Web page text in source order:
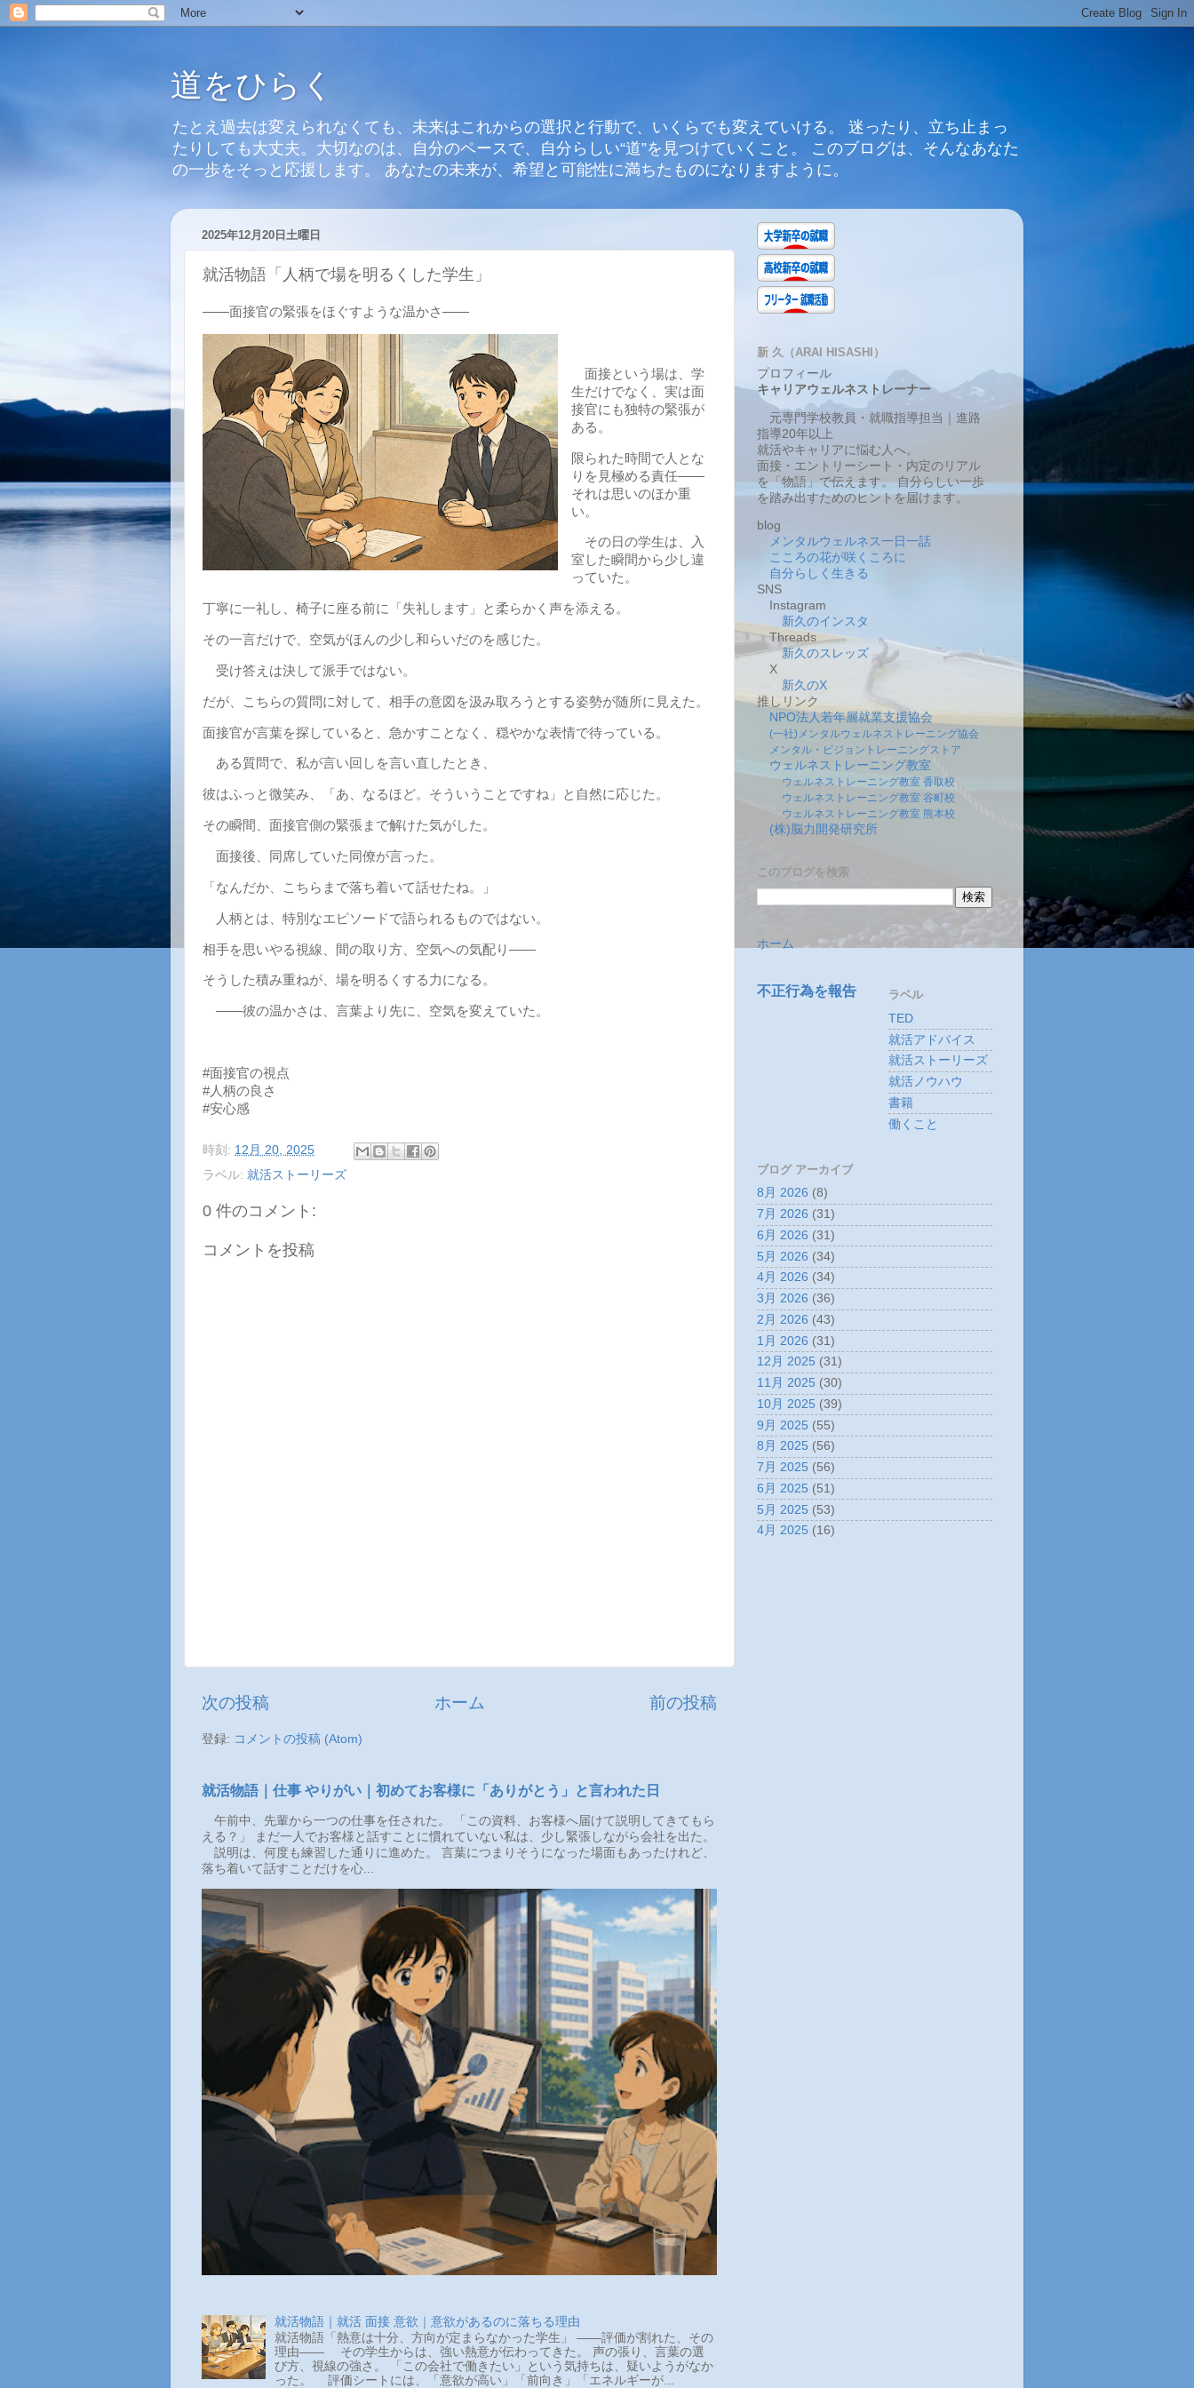
道をひらく
たとえ過去は変えられなくても、未来はこれからの選択と行動で、いくらでも変えていける。 迷ったり、立ち止まっ
たりしても大丈夫。大切なのは、自分のペースで、自分らしい“道”を見つけていくこと。 このブログは、そんなあなた
の一歩をそっと応援します。 あなたの未来が、希望と可能性に満ちたものになりますように。
2025年12月20日土曜日
就活物語「人柄で場を明るくした学生」
――面接官の緊張をほぐすような温かさ――
面接という場は、学
生だけでなく、実は面
接官にも独特の緊張が
ある。
限られた時間で人とな
りを見極める責任――
それは思いのほか重
い。
その日の学生は、入
室した瞬間から少し違
っていた。
丁寧に一礼し、椅子に座る前に「失礼します」と柔らかく声を添える。
その一言だけで、空気がほんの少し和らいだのを感じた。
受け答えは決して派手ではない。
だが、こちらの質問に対して、相手の意図を汲み取ろうとする姿勢が随所に見えた。
面接官が言葉を探していると、急かすことなく、穏やかな表情で待っている。
ある質問で、私が言い回しを言い直したとき、
彼はふっと微笑み、「あ、なるほど。そういうことですね」と自然に応じた。
その瞬間、面接官側の緊張まで解けた気がした。
面接後、同席していた同僚が言った。
「なんだか、こちらまで落ち着いて話せたね。」
人柄とは、特別なエピソードで語られるものではない。
相手を思いやる視線、間の取り方、空気への気配り――
そうした積み重ねが、場を明るくする力になる。
――彼の温かさは、言葉より先に、空気を変えていた。
#面接官の視点
#人柄の良さ
#安心感
時刻: 12月 20, 2025
ラベル: 就活ストーリーズ
0 件のコメント:
コメントを投稿
次の投稿 前の投稿
ホーム
登録: コメントの投稿 (Atom)
就活物語｜仕事 やりがい｜初めてお客様に「ありがとう」と言われた日
午前中、先輩から一つの仕事を任された。 「この資料、お客様へ届けて説明してきてもら
える？」 まだ一人でお客様と話すことに慣れていない私は、少し緊張しながら会社を出た。
説明は、何度も練習した通りに進めた。 言葉につまりそうになった場面もあったけれど、
落ち着いて話すことだけを心...
就活物語｜就活 面接 意欲｜意欲があるのに落ちる理由
就活物語「熱意は十分、方向が定まらなかった学生」 ――評価が割れた、その
理由―― その学生からは、強い熱意が伝わってきた。 声の張り、言葉の選
び方、視線の強さ。 「この会社で働きたい」という気持ちは、疑いようがなか
った。 評価シートには、「意欲が高い」「前向き」「エネルギーが...
新 久（ARAI HISASHI）
プロフィール
キャリアウェルネストレーナー
元専門学校教員・就職指導担当｜進路
指導20年以上
就活やキャリアに悩む人へ。
面接・エントリーシート・内定のリアル
を「物語」で伝えます。 自分らしい一歩
を踏み出すためのヒントを届けます。
blog
メンタルウェルネス一日一話
こころの花が咲くころに
自分らしく生きる
SNS
Instagram
新久のインスタ
Threads
新久のスレッズ
X
新久のX
推しリンク
NPO法人若年層就業支援協会
(一社)メンタルウェルネストレーニング協会
メンタル・ビジョントレーニングストア
ウェルネストレーニング教室
ウェルネストレーニング教室 香取校
ウェルネストレーニング教室 谷町校
ウェルネストレーニング教室 熊本校
(株)脳力開発研究所
このブログを検索
ホーム
不正行為を報告
ラベル
TED
就活アドバイス
就活ストーリーズ
就活ノウハウ
書籍
働くこと
ブログ アーカイブ
8月 2026 (8)
7月 2026 (31)
6月 2026 (31)
5月 2026 (34)
4月 2026 (34)
3月 2026 (36)
2月 2026 (43)
1月 2026 (31)
12月 2025 (31)
11月 2025 (30)
10月 2025 (39)
9月 2025 (55)
8月 2025 (56)
7月 2025 (56)
6月 2025 (51)
5月 2025 (53)
4月 2025 (16)